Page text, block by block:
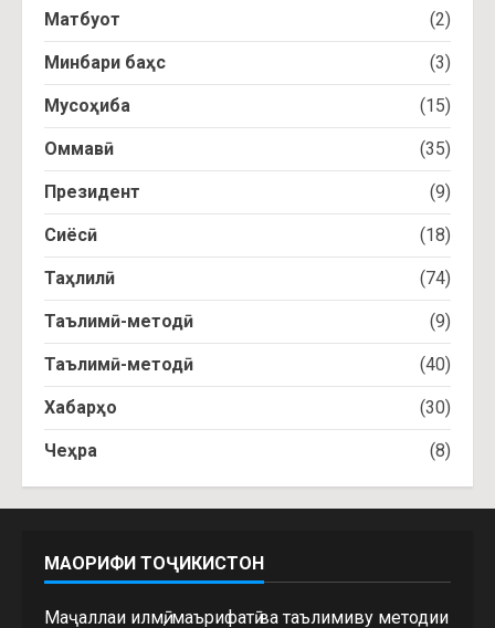
Матбуот (2)
Минбари баҳс (3)
Мусоҳиба (15)
Оммавӣ (35)
Президент (9)
Сиёсӣ (18)
Таҳлилӣ (74)
Таълимӣ-методӣ (9)
Таълимӣ-методӣ (40)
Хабарҳо (30)
Чеҳра (8)
МАОРИФИ ТОҶИКИСТОН
Маҷаллаи илмӣ, маърифатӣ ва таълимиву методии